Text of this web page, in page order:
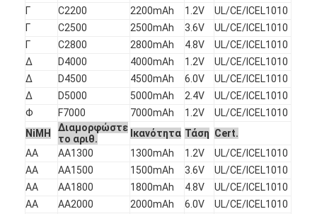
Ποιοτικός έλεγχος
Μας ελάτε σε επαφή με
Ειδήσεις
μπαταρία λίθιου lifepo4
ιονικές επαναφορτιζόμενες μπαταρίες λίθιου
Γ
C2200 2200mAh 1.2V
UL/CE/ICEL1010
Γ
C2500 2500mAh 3.6V
UL/CE/ICEL1010
Γ
C2800 2800mAh 4.8V
UL/CE/ICEL1010
Δ
D4000 4000mAh 1.2V
UL/CE/ICEL1010
Δ
D4500 4500mAh 6.0V
UL/CE/ICEL1010
Δ
D5000 5000mAh 2.4V
UL/CE/ICEL1010
Φ
F7000 7000mAh 1.2V
UL/CE/ICEL1010
NiMH
Διαμορφώστε
το αριθ.
Ικανότητα Τάση Cert.
AA
AA1300 1300mAh 1.2V
UL/CE/ICEL1010
AA
AA1500 1500mAh 3.6V
UL/CE/ICEL1010
AA
AA1800 1800mAh 4.8V
UL/CE/ICEL1010
AA
AA2000 2000mAh 6.0V
UL/CE/ICEL1010